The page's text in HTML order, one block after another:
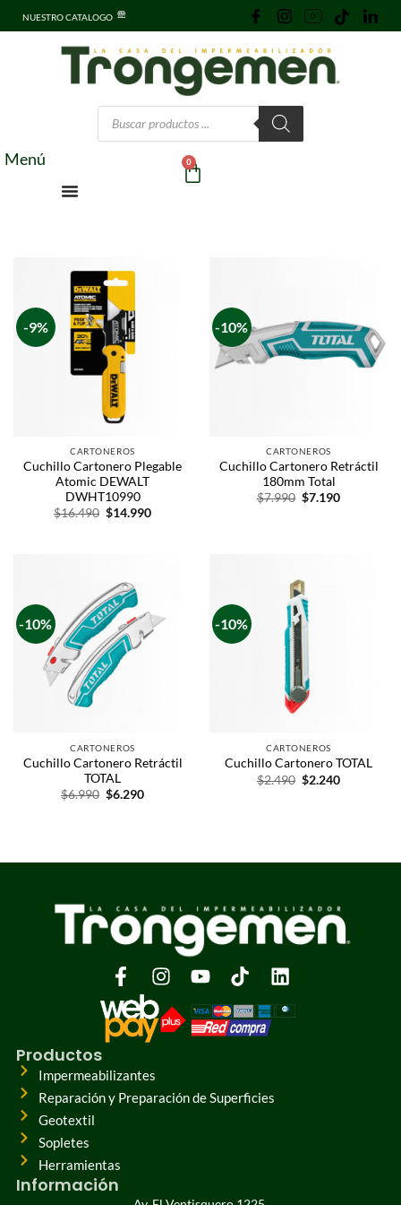
NUESTRO CATALOGO
Menú 0
-9%
CARTONEROS
Cuchillo Cartonero Plegable
Atomic DEWALT
DWHT10990
$16.490 $14.990
-10%
CARTONEROS
Cuchillo Cartonero Retráctil
180mm Total
$7.990 $7.190
-10%
CARTONEROS
Cuchillo Cartonero Retráctil
TOTAL
$6.990 $6.290
-10%
CARTONEROS
Cuchillo Cartonero TOTAL
$2.490 $2.240
Información
Productos
Impermeabilizantes
Reparación y Preparación de Superficies
Geotextil
Sopletes
Herramientas